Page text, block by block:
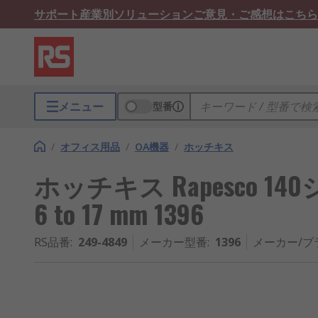
サポート産業別ソリューションご意見・ご感想はこちら
メニュー 型番
/ オフィス用品 / OA機器 / ホッチキス
ホッチキス Rapesco
6 to 17 mm 1396
RS品番: 249-4849 メーカー型番: 1396 メーカー/ブ